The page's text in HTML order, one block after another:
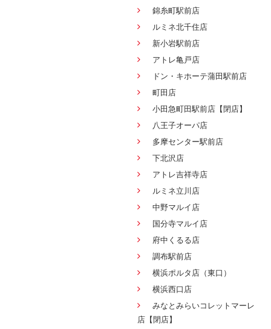
錦糸町駅前店
ルミネ北千住店
新小岩駅前店
アトレ亀戸店
ドン・キホーテ蒲田駅前店
町田店
小田急町田駅前店【閉店】
八王子オーパ店
多摩センター駅前店
下北沢店
アトレ吉祥寺店
ルミネ立川店
中野マルイ店
国分寺マルイ店
府中くるる店
調布駅前店
横浜ポルタ店（東口）
横浜西口店
みなとみらいコレットマーレ
店【閉店】